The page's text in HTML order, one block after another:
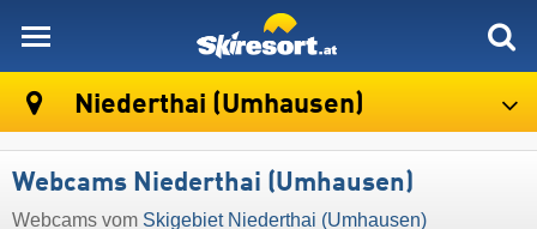
Niederthai (Umhausen)
Webcams Niederthai (Umhausen)
Webcams vom Skigebiet Niederthai (Umhausen)